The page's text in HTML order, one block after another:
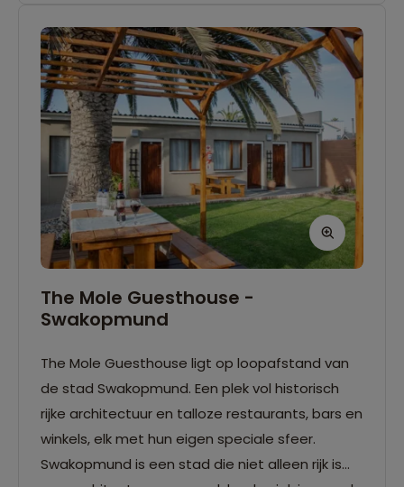
The Mole Guesthouse -
Swakopmund
The Mole Guesthouse ligt op loopafstand van
de stad Swakopmund. Een plek vol historisch
rijke architectuur en talloze restaurants, bars en
winkels, elk met hun eigen speciale sfeer.
Swakopmund is een stad die niet alleen rijk is